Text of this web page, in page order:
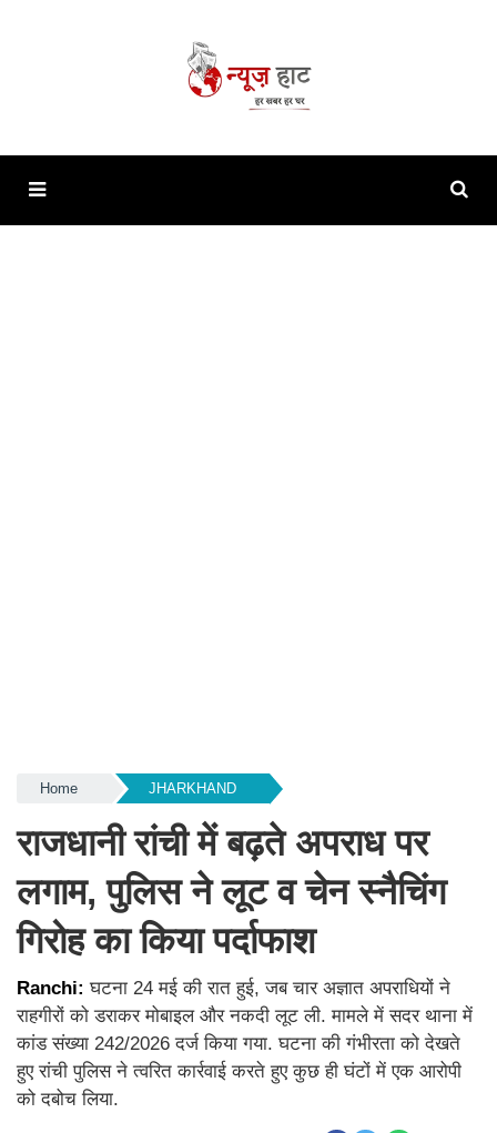
Home JHARKHAND
राजधानी रांची में बढ़ते अपराध पर
लगाम, पुलिस ने लूट व चेन स्नैचिंग
गिरोह का किया पर्दाफाश
Ranchi:घटना 24 मई की रात हुई, जब चार अज्ञात अपराधियों ने
राहगीरों को डराकर मोबाइल और नकदी लूट ली. मामले में सदर थाना में
कांड संख्या 242/2026 दर्ज किया गया. घटना की गंभीरता को देखते
हुए रांची पुलिस ने त्वरित कार्रवाई करते हुए कुछ ही घंटों में एक आरोपी
को दबोच लिया.